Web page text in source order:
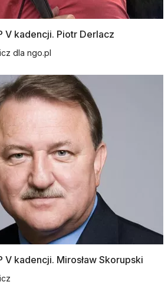
V kadencji. Piotr Derlacz
dla ngo.pl
V kadencji. Mirosław Skorupski